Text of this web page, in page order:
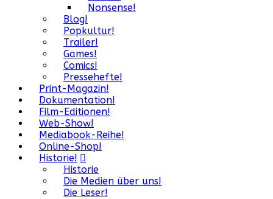
Nonsense!
Blog!
Popkultur!
Trailer!
Games!
Comics!
Pressehefte!
Print-Magazin!
Dokumentation!
Film-Editionen!
Web-Show!
Mediabook-Reihe!
Online-Shop!
Historie!
Historie
Die Medien über uns!
Die Leser!